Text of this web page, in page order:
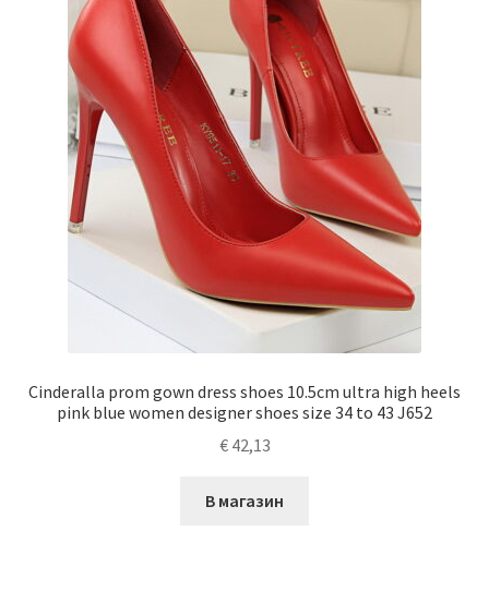
Cinderalla prom gown dress shoes 10.5cm ultra high heels
pink blue women designer shoes size 34 to 43 J652
€42,13
В магазин